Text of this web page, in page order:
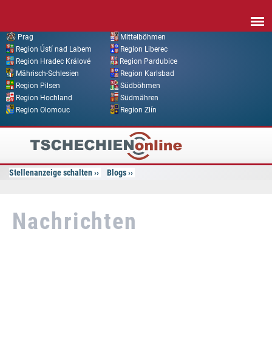
Prag
Mittelböhmen
Region Ústí nad Labem
Region Liberec
Region Hradec Králové
Region Pardubice
Mährisch-Schlesien
Region Karlsbad
Region Pilsen
Südböhmen
Region Hochland
Südmähren
Region Olomouc
Region Zlín
Tschechien
Online
Stellenanzeige schalten Blogs
Nachrichten